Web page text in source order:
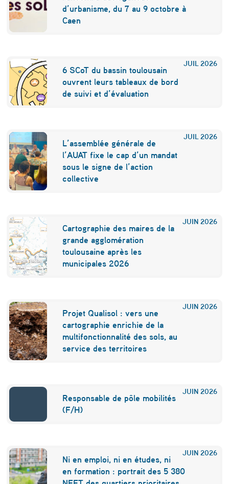
t
d
e
s
s
e
u
n
b
o
n
b
i
l
a
2
0
2
5
d’urbanisme, du 7 au 9 octobre à
Caen
JUIL 2026
6 SCoT du bassin toulousain
ouvrent leurs tableaux de bord
de suivi et d’évaluation
JUIL 2026
L’assemblée générale de
l’AUAT fixe le cap d’un mandat
sous le signe de l’action
collective
JUIN 2026
Cartographie des maires de la
grande agglomération
toulousaine après les
municipales 2026
JUIN 2026
Projet Qualisol : vers une
cartographie enrichie de la
multifonctionnalité des sols, au
service des territoires
JUIN 2026
Responsable de pôle mobilités
(F/H)
JUIN 2026
Ni en emploi, ni en études, ni
en formation : portrait des 5 380